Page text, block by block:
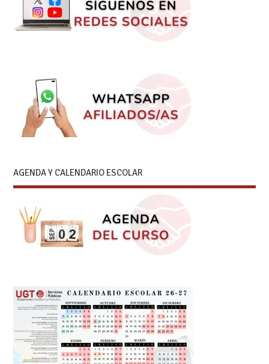
AGENDA Y CALENDARIO ESCOLAR